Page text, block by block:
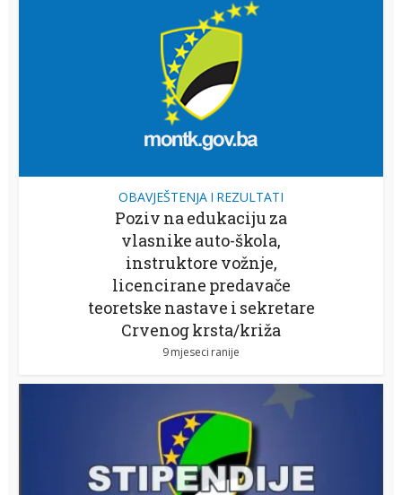
OBAVJEŠTENJA I REZULTATI
Poziv na edukaciju za
vlasnike auto-škola,
instruktore vožnje,
licencirane predavače
teoretske nastave i sekretare
Crvenog krsta/križa
9 mjeseci ranije